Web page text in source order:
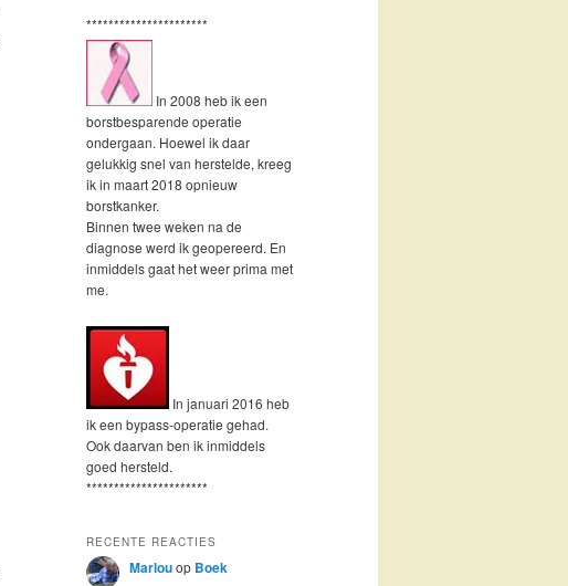
**********************
In 2008 heb ik een
borstbesparende operatie
ondergaan. Hoewel ik daar
gelukkig snel van herstelde, kreeg
ik in maart 2018 opnieuw
borstkanker.
Binnen twee weken na de
diagnose werd ik geopereerd. En
inmiddels gaat het weer prima met
me.
In januari 2016 heb
ik een bypass-operatie gehad.
Ook daarvan ben ik inmiddels
goed hersteld.
**********************
RECENTE REACTIES
Marlouop Boek